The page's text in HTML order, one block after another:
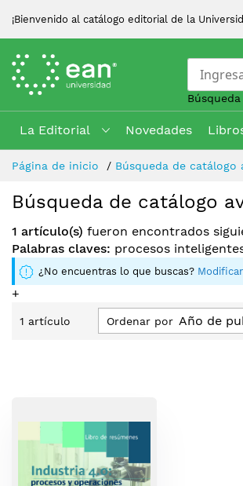
¡Bienvenido al catálogo editorial de la
La Editorial Novedades
Skip
Content
Página de inicio Búsqueda de catálogo
Búsqueda de catálogo
1 artículo(s) fueron encontrados
Palabras claves: procesos
¿No encuentras lo que buscas?
+
1 artículo Ordenar por